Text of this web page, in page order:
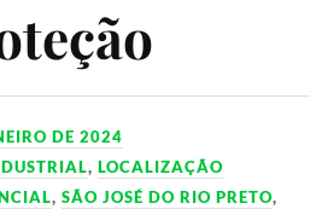
DE 2024
,LOCALIZAÇÃO
,SÃO JOSÉ DO RIO PRETO,